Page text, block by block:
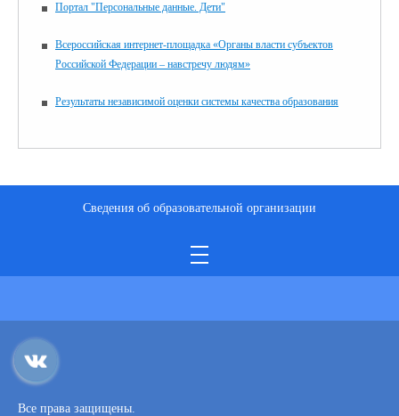
Портал "Персональные данные. Дети"
Всероссийская интернет-площадка «Органы власти субъектов
Российской Федерации – навстречу людям»
Результаты независимой оценки системы качества образования
Сведения об образовательной организации
Все права защищены.